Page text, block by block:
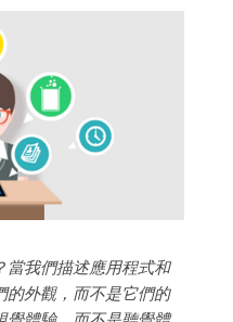
當我們描述應用程式和
的外觀，而不是它們的